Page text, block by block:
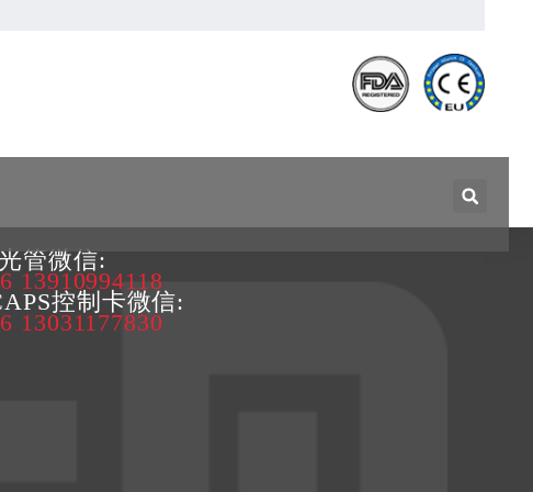
管微信:
13910994118
控制卡微信:
13031177830